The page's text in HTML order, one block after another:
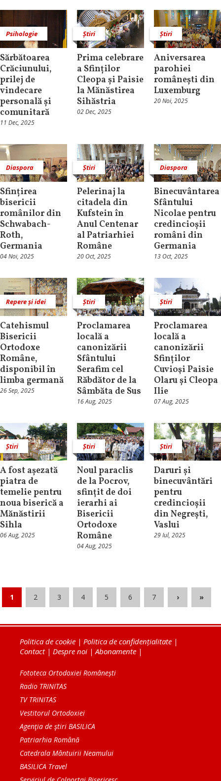
Psihologie
Sărbătoarea
Crăciunului,
prilej de
vindecare
personală și
comunitară
11 Dec, 2025
Știri
Prima celebrare
a Sfinților
Cleopa și Paisie
la Mănăstirea
Sihăstria
02 Dec, 2025
Știri
Aniversarea
parohiei
românești din
Luxemburg
20 Noi, 2025
Diaspora
Sfințirea
bisericii
românilor din
Schwabach-
Roth,
Germania
04 Noi, 2025
Știri
Pelerinaj la
citadela din
Kufstein în
Anul Centenar
al Patriarhiei
Române
20 Oct, 2025
Diaspora
Binecuvântarea
Sfântului
Nicolae pentru
credincioșii
români din
Germania
13 Oct, 2025
Repere și idei
Catehismul
Bisericii
Ortodoxe
Române,
disponibil în
limba germană
26 Sep, 2025
Știri
Proclamarea
locală a
canonizării
Sfântului
Serafim cel
Răbdător de la
Sâmbăta de Sus
16 Aug, 2025
Știri
Proclamarea
locală a
canonizării
Sfinților
Cuvioşi Paisie
Olaru și Cleopa
Ilie
07 Aug, 2025
Știri
A fost așezată
piatra de
temelie pentru
noua biserică a
Mănăstirii
Sihla
06 Aug, 2025
Știri
Noul paraclis
de la Pocrov,
sfințit de doi
ierarhi ai
Bisericii
Ortodoxe
Române
04 Aug, 2025
Știri
Daruri și
binecuvântări
pentru
credincioșii
din Negrești,
Vaslui
29 Iul, 2025
1 2 3 4 5 6 7 › »
Politica de cookie | Politica de confidențialitate |
Contact| Despre noi |Abonamente |
Fototeca Ortodoxiei Românești
Radio TRINITAS
TV TRINITAS
Vestitorul Ortodoxiei
Agenţia de ştiri BASILICA
Patriarhia Română
Catedrala Mântuirii Neamului
BASILICA Travel